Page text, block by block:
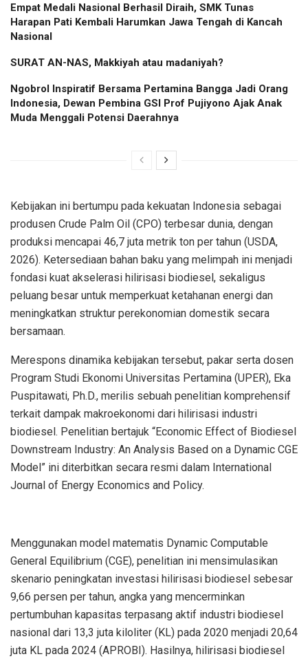
Empat Medali Nasional Berhasil Diraih, SMK Tunas
Harapan Pati Kembali Harumkan Jawa Tengah di Kancah
Nasional
SURAT AN-NAS, Makkiyah atau madaniyah?
Ngobrol Inspiratif Bersama Pertamina Bangga Jadi Orang
Indonesia, Dewan Pembina GSI Prof Pujiyono Ajak Anak
Muda Menggali Potensi Daerahnya
Kebijakan ini bertumpu pada kekuatan Indonesia sebagai
produsen Crude Palm Oil (CPO) terbesar dunia, dengan
produksi mencapai 46,7 juta metrik ton per tahun (USDA,
2026). Ketersediaan bahan baku yang melimpah ini menjadi
fondasi kuat akselerasi hilirisasi biodiesel, sekaligus
peluang besar untuk memperkuat ketahanan energi dan
meningkatkan struktur perekonomian domestik secara
bersamaan.
Merespons dinamika kebijakan tersebut, pakar serta dosen
Program Studi Ekonomi Universitas Pertamina (UPER), Eka
Puspitawati, Ph.D., merilis sebuah penelitian komprehensif
terkait dampak makroekonomi dari hilirisasi industri
biodiesel. Penelitian bertajuk “Economic Effect of Biodiesel
Downstream Industry: An Analysis Based on a Dynamic CGE
Model” ini diterbitkan secara resmi dalam International
Journal of Energy Economics and Policy.
Menggunakan model matematis Dynamic Computable
General Equilibrium (CGE), penelitian ini mensimulasikan
skenario peningkatan investasi hilirisasi biodiesel sebesar
9,66 persen per tahun, angka yang mencerminkan
pertumbuhan kapasitas terpasang aktif industri biodiesel
nasional dari 13,3 juta kiloliter (KL) pada 2020 menjadi 20,64
juta KL pada 2024 (APROBI). Hasilnya, hilirisasi biodiesel